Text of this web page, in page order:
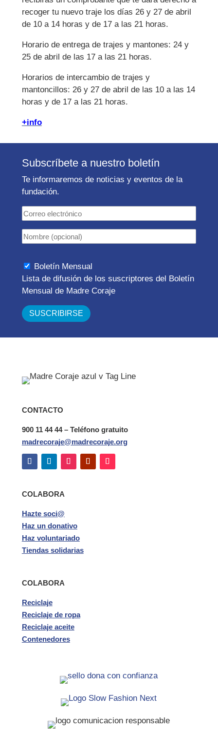
recoger tu nuevo traje los días 26 y 27 de abril
de 10 a 14 horas y de 17 a las 21 horas.
Horario de entrega de trajes y mantones: 24 y
25 de abril de las 17 a las 21 horas.
Horarios de intercambio de trajes y
mantoncillos: 26 y 27 de abril de las 10 a las 14
horas y de 17 a las 21 horas.
+info
Subscríbete a nuestro boletín
Te informaremos de noticias y eventos de la
fundación.
Boletín Mensual
Lista de difusión de los suscriptores del Boletín
Mensual de Madre Coraje
CONTACTO
900 11 44 44 – Teléfono gratuito
madrecoraje@madrecoraje.org
COLABORA
Hazte soci@
Haz un donativo
Haz voluntariado
Tiendas solidarias
COLABORA
Reciclaje
Reciclaje de ropa
Reciclaje aceite
Contenedores